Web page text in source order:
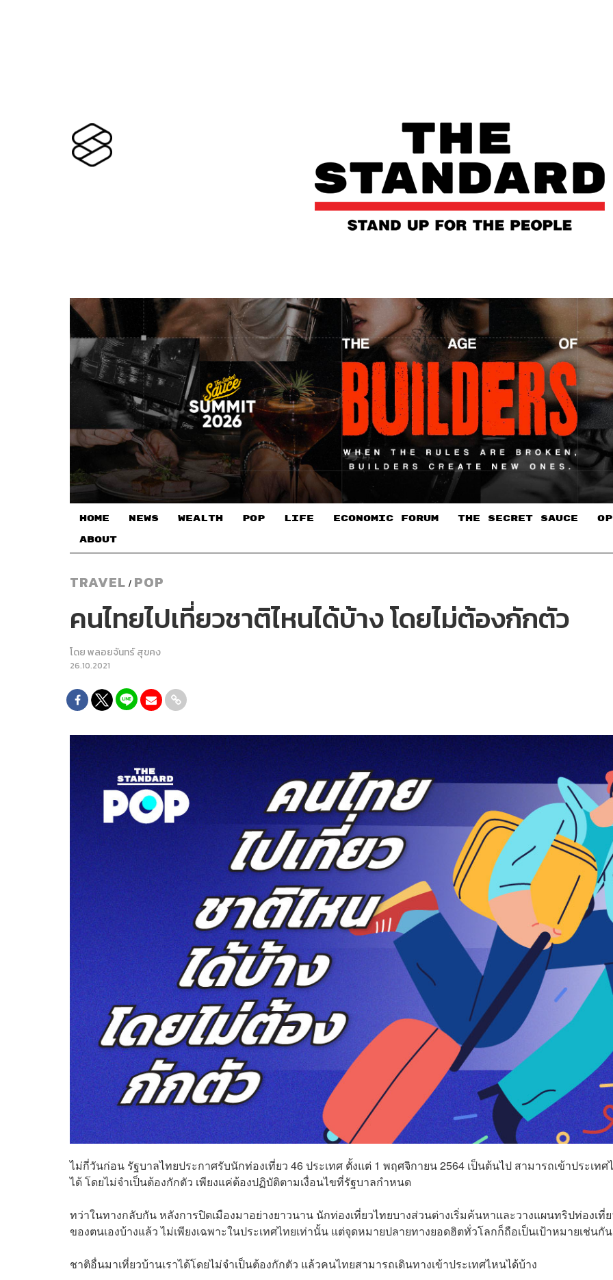
HOME NEWS WEALTH POP LIFE ECONOMIC FORUM THE SECRET SAUCE​
ABOUT
TRAVEL / POP
คนไทยไปเที่ยวชาติไหนได้บ้าง โดยไม่ต้องกักตัว
โดยพลอยจันทร์ สุขคง
26.10.2021
ไม่กี่วันก่อน รัฐบาลไทยประกาศรับนักท่องเที่ยว 46 ประเทศ ตั้งแต่ 1 พฤศจิกายน 2564 เป็นต้นไป สามารถเข้าประเทศ
ได้ โดยไม่จำเป็นต้องกักตัว เพียงแค่ต้องปฏิบัติตามเงื่อนไขที่รัฐบาลกำหนด
ทว่าในทางกลับกัน หลังการปิดเมืองมาอย่างยาวนาน นักท่องเที่ยวไทยบางส่วนต่างเริ่มค้นหาและวางแผนทริปท่องเที่
ของตนเองบ้างแล้ว ไม่เพียงเฉพาะในประเทศไทยเท่านั้น แต่จุดหมายปลายทางยอดฮิตทั่วโลกก็ถือเป็นเป้าหมายเช่นกัน
ชาติอื่นมาเที่ยวบ้านเราได้โดยไม่จำเป็นต้องกักตัว แล้วคนไทยสามารถเดินทางเข้าประเทศไหนได้บ้าง